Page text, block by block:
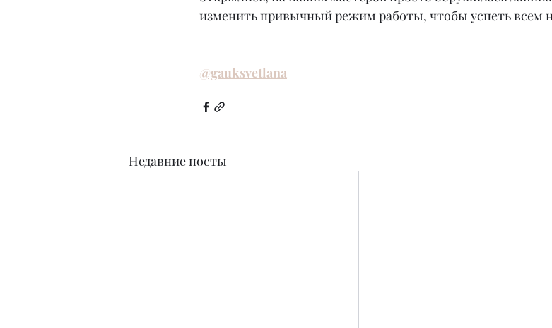
изменить привычный режим работы, чтобы успеть всем
@gauksvetlana
Недавние посты